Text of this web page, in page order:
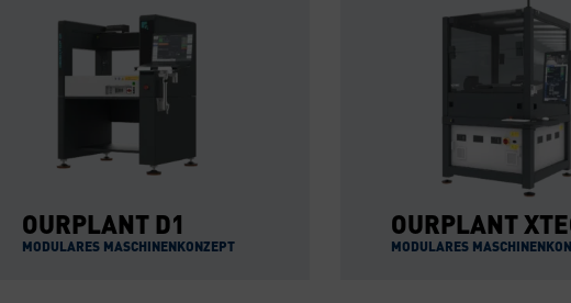
OURPLANT D1
MODULARES MASCHINENKONZEPT
OURPLANT
MODULARES